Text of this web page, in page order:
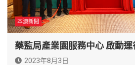
本澳新聞
藥監局產業園服務中心 啟動
2023年8月3日